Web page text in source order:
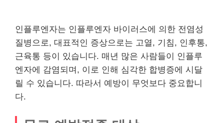
인플루엔자는 인플루엔자 바이러스에 의한 전염성
질병으로, 대표적인 증상으로는 고열, 기침, 인후통,
근육통 등이 있습니다. 매년 많은 사람들이 인플루
엔자에 감염되며, 이로 인해 심각한 합병증에 시달
릴 수 있습니다. 따라서 예방이 무엇보다 중요합니
다.